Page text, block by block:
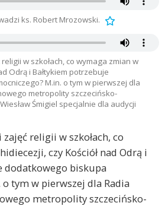
ks. Robert Mrozowski.
w szkołach, co wymaga zmian w
Odrą i Bałtykiem potrzebuje
M.in. o tym w pierwszej dla
metropolity szczecińsko-
Śmigiel specjalnie dla audycji
religii w szkołach, co
czy Kościół nad Odrą i
dodatkowego biskupa
tym w pierwszej dla Radia
metropolity szczecińsko-